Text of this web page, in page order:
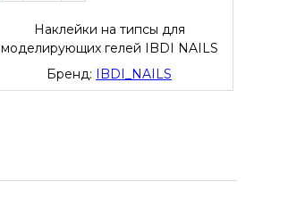
Наклейки на типсы для
моделирующих гелей IBDI NAILS
Бренд: IBDI_NAILS